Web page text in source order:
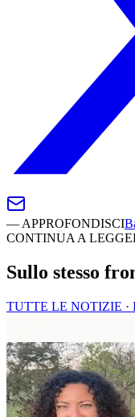
— APPROFONDISCI
CONTINUA A
Sullo stesso
TUTTE LE NOTIZIE ·